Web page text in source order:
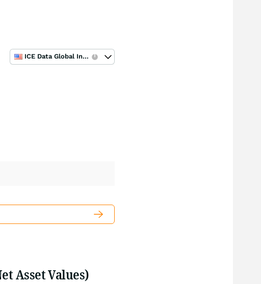
ICE Data Global Index
Asset Values)